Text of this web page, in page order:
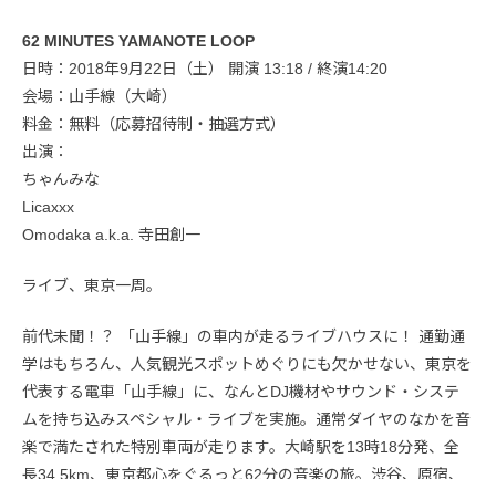
62 MINUTES YAMANOTE LOOP
日時：2018年9月22日（土） 開演 13:18 / 終演14:20
会場：山手線（大崎）
料金：無料（応募招待制・抽選方式）
出演：
ちゃんみな
Licaxxx
Omodaka a.k.a. 寺田創一
ライブ、東京一周。
前代未聞！？ 「山手線」の車内が走るライブハウスに！ 通勤通
学はもちろん、人気観光スポットめぐりにも欠かせない、東京を
代表する電車「山手線」に、なんとDJ機材やサウンド・システ
ムを持ち込みスペシャル・ライブを実施。通常ダイヤのなかを音
楽で満たされた特別車両が走ります。大崎駅を13時18分発、全
長34.5km、東京都心をぐるっと62分の音楽の旅。渋谷、原宿、